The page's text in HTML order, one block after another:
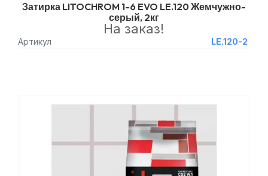
Затирка LITOCHROM 1-6 EVO LE.120 Жемчужно-
серый, 2кг
Артикул LE.120-2
На заказ!